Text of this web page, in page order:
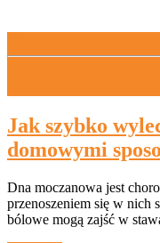
stycznia
2020
Jak szybko
domowymi
Dna moczanowa jest
przenoszeniem się w nich
bólowe mogą zajść w